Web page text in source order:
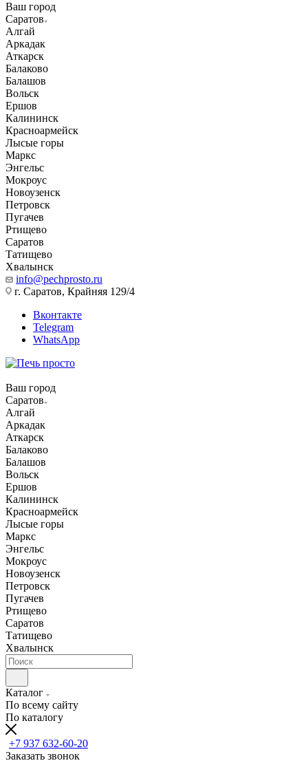
Ваш город
Саратов
Алгай
Аркадак
Аткарск
Балаково
Балашов
Вольск
Ершов
Калининск
Красноармейск
Лысые горы
Маркс
Энгельс
Мокроус
Новоузенск
Петровск
Пугачев
Ртищево
Саратов
Татищево
Хвалынск
info@pechprosto.ru
г. Саратов, Крайняя 129/4
Вконтакте
Telegram
WhatsApp
Ваш город
Саратов
Алгай
Аркадак
Аткарск
Балаково
Балашов
Вольск
Ершов
Калининск
Красноармейск
Лысые горы
Маркс
Энгельс
Мокроус
Новоузенск
Петровск
Пугачев
Ртищево
Саратов
Татищево
Хвалынск
Каталог
По всему сайту
По каталогу
+7 937 632-60-20
Заказать звонок